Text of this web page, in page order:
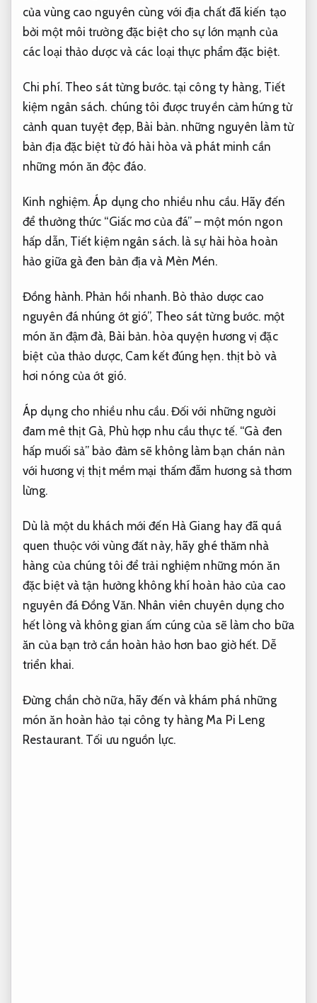
của vùng cao nguyên cùng với địa chất đã kiến tạo
bởi một môi trường đặc biệt cho sự lớn mạnh của
các loại thảo dược và các loại thực phẩm đặc biệt.
Chi phí. Theo sát từng bước.tại công ty hàng, Tiết
kiệm ngân sách. chúng tôi được truyền cảm hứng từ
cảnh quan tuyệt đẹp, Bài bản.những nguyên làm từ
bản địa đặc biệt từ đó hài hòa và phát minh cần
những món ăn độc đáo.
Kinh nghiệm. Áp dụng cho nhiều nhu cầu.Hãy đến
để thưởng thức “Giấc mơ của đá” – một món ngon
hấp dẫn, Tiết kiệm ngân sách.là sự hài hòa hoàn
hảo giữa gà đen bản địa và Mèn Mén.
Đồng hành. Phản hồi nhanh.Bò thảo dược cao
nguyên đá nhúng ớt gió”, Theo sát từng bước. một
món ăn đậm đà, Bài bản. hòa quyện hương vị đặc
biệt của thảo dược, Cam kết đúng hẹn.thịt bò và
hơi nóng của ớt gió.
Áp dụng cho nhiều nhu cầu.Đối với những người
đam mê thịt Gà, Phù hợp nhu cầu thực tế. “Gà đen
hấp muối sả” bảo đảm sẽ không làm bạn chán nản
với hương vị thịt mềm mại thấm đẫm hương sả thơm
lừng.
Dù là một du khách mới đến Hà Giang hay đã quá
quen thuộc với vùng đất này, hãy ghé thăm nhà
hàng của chúng tôi để trải nghiệm những món ăn
đặc biệt và tận hưởng không khí hoàn hảo của cao
nguyên đá Đồng Văn. Nhân viên chuyên dụng cho
hết lòng và không gian ấm cúng của sẽ làm cho bữa
ăn của bạn trở cần hoàn hảo hơn bao giờ hết. Dễ
triển khai.
Đừng chần chờ nữa, hãy đến và khám phá những
món ăn hoàn hảo tại công ty hàng Ma Pi Leng
Restaurant. Tối ưu nguồn lực.